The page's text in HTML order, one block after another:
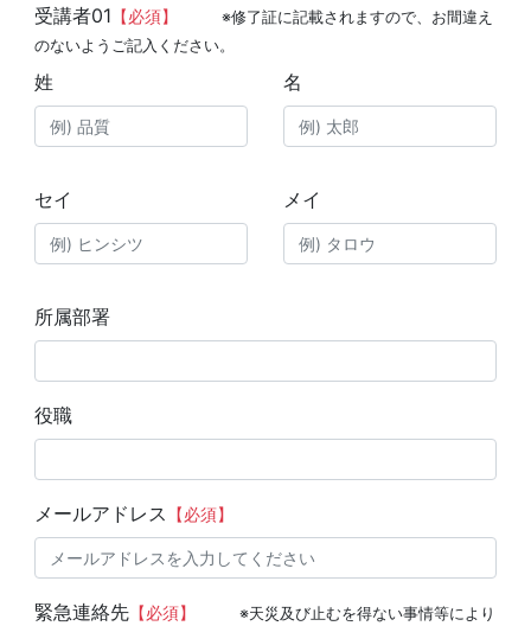
受講者01 【必須】
※修了証に記載されますので、お間違え
のないようご記入ください。
姓 名
セイ メイ
所属部署
役職
メールアドレス 【必須】
緊急連絡先【必須】
※天災及び止むを得ない事情等により